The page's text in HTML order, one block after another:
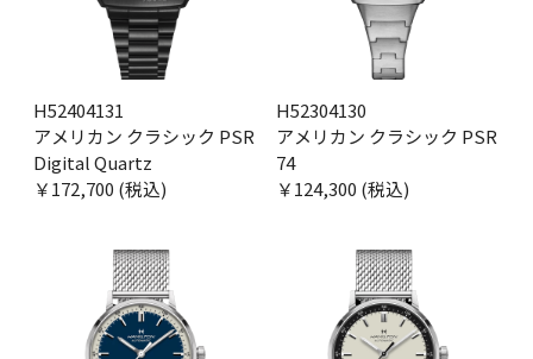
H52404131
アメリカン クラシック PSR
Digital Quartz
￥172,700 (税込)
H52304130
アメリカン クラシック PSR
74
￥124,300 (税込)